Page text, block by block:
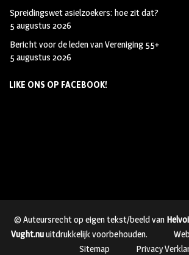
Spreidingswet asielzoekers: hoe zit dat?
5 augustus 2026
Bericht voor de leden van Vereniging 55+
5 augustus 2026
LIKE ONS OP FACEBOOK!
© Auteursrecht op eigen tekst/beeld van
Vught.nuuitdrukkelijk voorbehouden.
Sitemap
Privacy